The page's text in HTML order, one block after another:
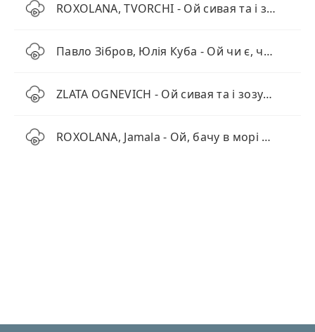
ROXOLANA, TVORCHI - Ой сивая та і зозуленька
Павло Зібров, Юлія Куба - Ой чи є, чи нема пан-господар вдома
ZLATA OGNEVICH - Ой сивая та і зозуленька
ROXOLANA, Jamala - Ой, бачу в морі корабля